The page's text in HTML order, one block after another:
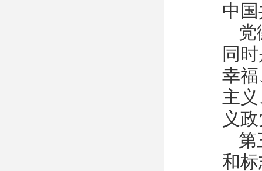
中
党
同
幸
主
义
第
和